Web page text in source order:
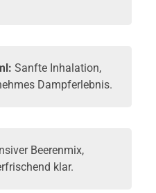
Sanfte Inhalation,
Dampferlebnis.
Beerenmix,
klar.